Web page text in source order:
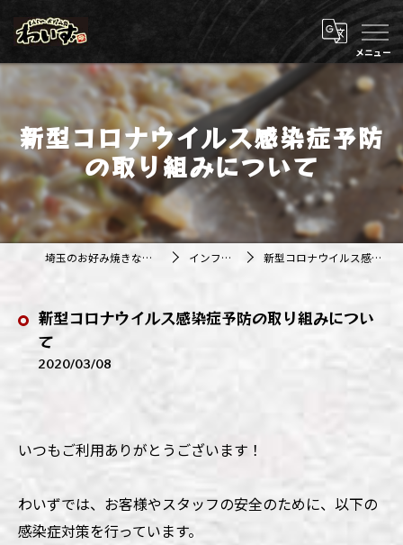
新型コロナウイルス感染症予防
の取り組みについて
埼玉のお好み焼きなら株式会社アジルカンパニー インフォメーション 新型コロナウイルス感染症予防の取り組みについて
新型コロナウイルス感染症予防の取り組みについ
て
2020/03/08
いつもご利用ありがとうございます！
わいずでは、お客様やスタッフの安全のために、以下の
感染症対策を行っています。